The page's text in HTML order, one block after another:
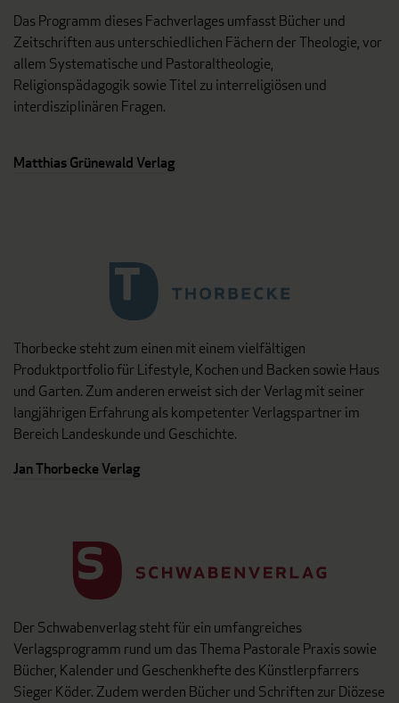
Das Programm dieses Fachverlages umfasst Bücher und
Zeitschriften aus unterschiedlichen Fächern der Theologie, vor
allem Systematische und Pastoraltheologie,
Religionspädagogik sowie Titel zu interreligiösen und
interdisziplinären Fragen.
Matthias Grünewald Verlag
Thorbecke steht zum einen mit einem vielfältigen
Produktportfolio für Lifestyle, Kochen und Backen sowie Haus
und Garten. Zum anderen erweist sich der Verlag mit seiner
langjährigen Erfahrung als kompetenter Verlagspartner im
Bereich Landeskunde und Geschichte.
Jan Thorbecke Verlag
Der Schwabenverlag steht für ein umfangreiches
Verlagsprogramm rund um das Thema Pastorale Praxis sowie
Bücher, Kalender und Geschenkhefte des Künstlerpfarrers
Sieger Köder. Zudem werden Bücher und Schriften zur Diözese